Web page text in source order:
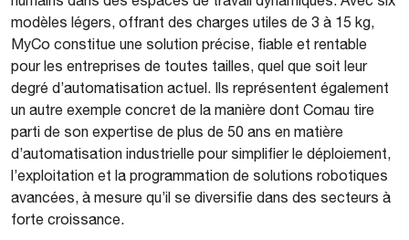
modèles légers, offrant des charges utiles de 3 à 15 kg,
MyCo constitue une solution précise, fiable et rentable
pour les entreprises de toutes tailles, quel que soit leur
degré d’automatisation actuel. Ils représentent également
un autre exemple concret de la manière dont Comau tire
parti de son expertise de plus de 50 ans en matière
d’automatisation industrielle pour simplifier le déploiement,
l’exploitation et la programmation de solutions robotiques
avancées, à mesure qu’il se diversifie dans des secteurs à
forte croissance.